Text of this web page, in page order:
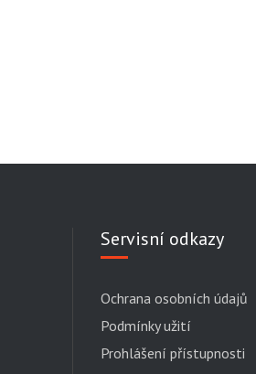
Servisní odkazy
Ochrana osobních údajů
Podmínky užití
Prohlášení přístupnosti